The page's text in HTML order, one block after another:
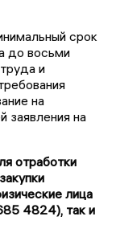
срок
до восьми
и
на
заявления на
отработки
лица
4824), так и